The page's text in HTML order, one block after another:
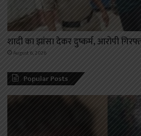
शादी का झांसा देकर दुष्कर्म, आरोपी
August 6, 2026
Popular Posts